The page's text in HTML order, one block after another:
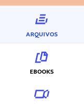
ARQUIVOS
EBOOKS